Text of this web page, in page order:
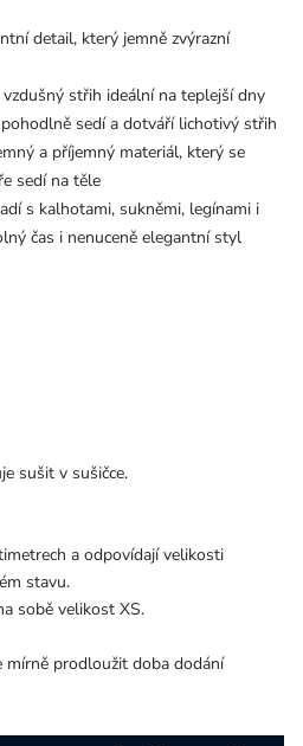
detail, který jemně zvýrazní
střih ideální na teplejší dny
sedí a dotváří lichotivý střih
a příjemný materiál, který se
sedí na těle
s kalhotami, sukněmi, legínami i
čas i nenuceně elegantní styl
sušit v sušičce.
a odpovídají velikosti
stavu.
sobě velikost XS.
mírně prodloužit doba dodání